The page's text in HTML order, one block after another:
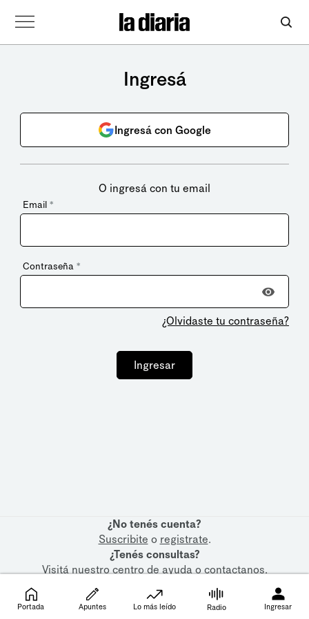
Ingresá
Ingresá con Google
O ingresá con tu email
Email *
Contraseña *
¿Olvidaste tu contraseña?
Ingresar
¿No tenés cuenta?
Suscribite o registrate.
¿Tenés consultas?
Visitá nuestrocentro de ayudaocontactanos.
Portada Apuntes Lo más leído Radio Ingresar